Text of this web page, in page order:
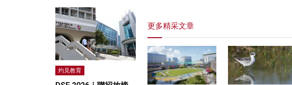
更多精采文章
灼見教育